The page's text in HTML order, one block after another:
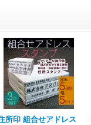
所印 組合せアドレス